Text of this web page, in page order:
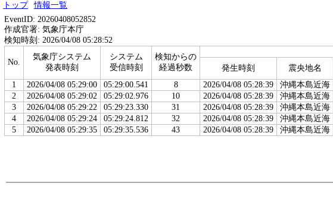
トップ
情報一覧
EventID: 20260408052852
作成官署: 気象庁本庁
検知時刻: 2026/04/08 05:28:52
No.
気象庁システム
発表時刻
システム
受信時刻
検知からの
経過秒数
発生時刻
震央地名
1
2026/04/08 05:29:00 05:29:00.541 8 2026/04/08 05:28:39 沖縄本島近海
2
2026/04/08 05:29:02 05:29:02.976 10 2026/04/08 05:28:39 沖縄本島近海
3
2026/04/08 05:29:22 05:29:23.330 31 2026/04/08 05:28:39 沖縄本島近海
4
2026/04/08 05:29:24 05:29:24.812 32 2026/04/08 05:28:39 沖縄本島近海
5
2026/04/08 05:29:35 05:29:35.536 43 2026/04/08 05:28:39 沖縄本島近海